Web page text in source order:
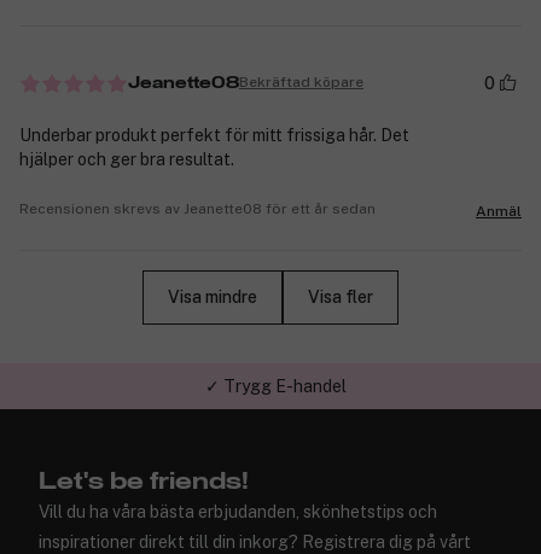
Jeanette08Bekräftad köpare 0
Underbar produkt perfekt för mitt frissiga hår. Det
hjälper och ger bra resultat.
Recensionen skrevs av Jeanette08 för ett år sedan Anmäl
Visa mindre Visa fler
✓ Trygg E-handel
Let's be friends!
Vill du ha våra bästa erbjudanden, skönhetstips och
inspirationer direkt till din inkorg? Registrera dig på vårt